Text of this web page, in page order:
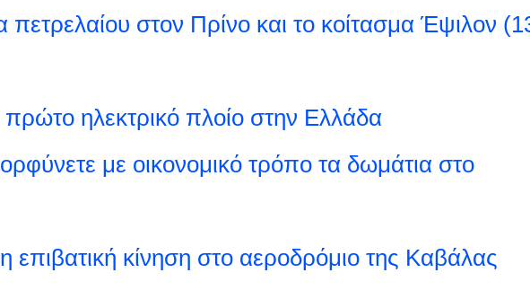
πετρελαίου στον Πρίνο και το κοίτασμα Έψιλον
πρώτο ηλεκτρικό πλοίο στην Ελλάδα
με οικονομικό τρόπο τα δωμάτια στο
επιβατική κίνηση στο αεροδρόμιο της Καβάλας